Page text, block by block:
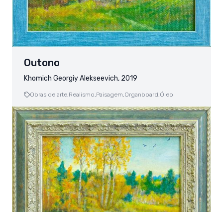
Outono
Khomich Georgiy Alekseevich, 2019
Obras de arte, Realismo, Paisagem, Organboard, Óleo